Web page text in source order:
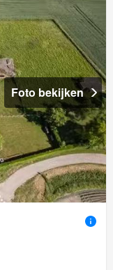
Foto bekijken